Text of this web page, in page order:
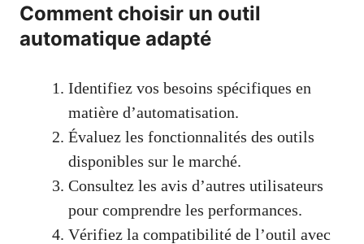
Comment choisir un outil
automatique adapté
Identifiez vos besoins spécifiques en
matière d’automatisation.
Évaluez les fonctionnalités des outils
disponibles sur le marché.
Consultez les avis d’autres utilisateurs
pour comprendre les performances.
Vérifiez la compatibilité de l’outil avec